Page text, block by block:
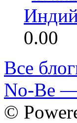
0.00
Все
No-Be
©